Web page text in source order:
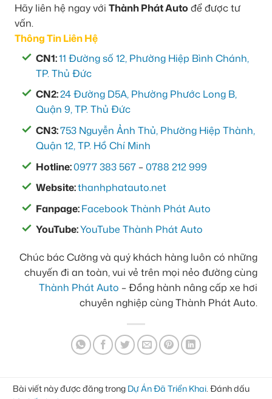
Hãy liên hệ ngay với Thành Phát Auto để được tư
vấn.
Thông Tin Liên Hệ
CN1:11 Đường số 12, Phường Hiệp Bình Chánh,
TP. Thủ Đức
CN2:24 Đường D5A, Phường Phước Long B,
Quận 9, TP. Thủ Đức
CN3:753 Nguyễn Ảnh Thủ, Phường Hiệp Thành,
Quận 12, TP. Hồ Chí Minh
Hotline:0977 383 567 –0788 212 999
Website:thanhphatauto.net
Fanpage:Facebook Thành Phát Auto
YouTube:YouTube Thành Phát Auto
Chúc bác Cường và quý khách hàng luôn có những
chuyến đi an toàn, vui vẻ trên mọi nẻo đường cùng
Thành Phát Auto – Đồng hành nâng cấp xe hơi
chuyên nghiệp cùng Thành Phát Auto.
Bài viết này được đăng trong Dự Án Đã Triển Khai. Đánh dấu